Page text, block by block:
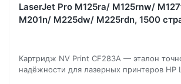
LaserJet Pro M125ra/ M125rnw/
M201n/ M225dw/ M225rdn, 1500
Картридж NV Print CF283A — эталон
надёжности для лазерных принтеров HP